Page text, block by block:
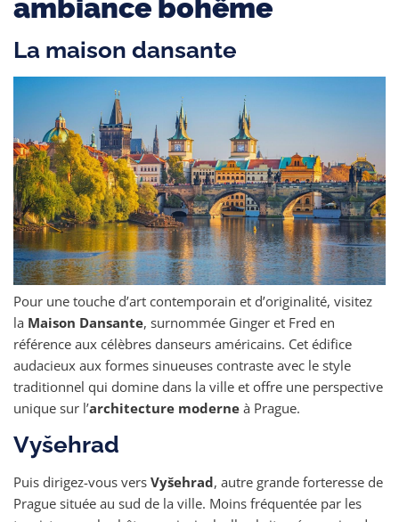
ambiance bohême
La maison dansante
Pour une touche d’art contemporain et d’originalité, visitez
la Maison Dansante, surnommée Ginger et Fred en
référence aux célèbres danseurs américains. Cet édifice
audacieux aux formes sinueuses contraste avec le style
traditionnel qui domine dans la ville et offre une perspective
unique sur l’architecture moderne à Prague.
Vyšehrad
Puis dirigez-vous vers Vyšehrad, autre grande forteresse de
Prague située au sud de la ville. Moins fréquentée par les